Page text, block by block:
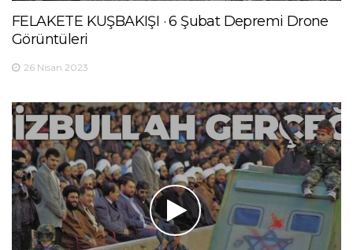
FELAKETE KUŞBAKIŞI · 6 Şubat Depremi Drone
Görüntüleri
26 Nisan 2023